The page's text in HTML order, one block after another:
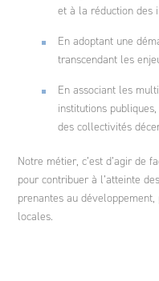
et à la réduction des
En adoptant une
transcendant les
En associant les
institutions
des collectivités
Notre métier, c’est d’agir de
pour contribuer à l’atteinte
prenantes au
locales.